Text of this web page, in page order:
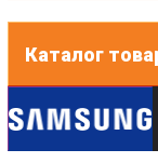
Каталог